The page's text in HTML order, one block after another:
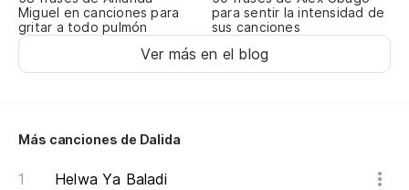
Miguel en canciones para
gritar a todo pulmón
para sentir la intensidad de
sus canciones
Ver más en el blog
Más canciones de Dalida
Helwa Ya Baladi